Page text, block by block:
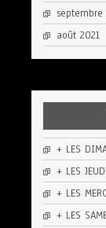
septembre
août 2021
+ LES
+ LES
+ LES
+ LES